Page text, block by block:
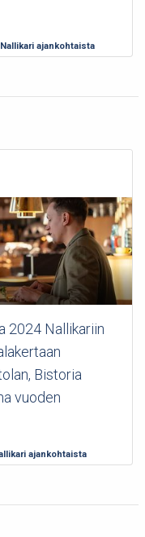
ajankohtaista
2024 Nallikariin
Bistoria
vuoden
ajankohtaista